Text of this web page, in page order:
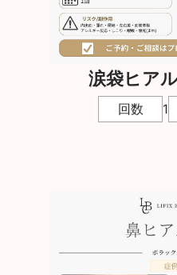
涙袋ヒア
回数 1